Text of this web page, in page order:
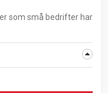
som små bedrifter har